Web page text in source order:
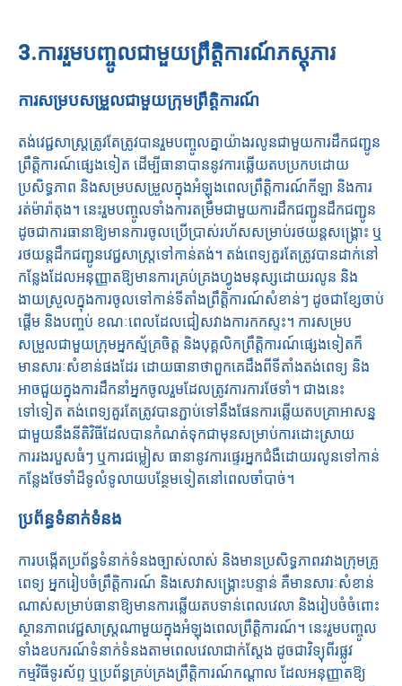
3.ការរួមបញ្ចូលជាមួយព្រឹត្តិការណ៍ភស្តុភារ
ការសម្របសម្រួលជាមួយក្រុមព្រឹត្តិការណ៍
តង់វេជ្ជសាស្រ្តត្រូវតែត្រូវបានរួមបញ្ចូលគ្នាយ៉ាងរលូនជាមួយការដឹកជញ្ជូន
ព្រឹត្តិការណ៍ផ្សេងទៀត ដើម្បីធានាបាននូវការឆ្លើយតបប្រកបដោយ
ប្រសិទ្ធភាព និងសម្របសម្រួលក្នុងអំឡុងពេលព្រឹត្តិការណ៍កីឡា និងការ
រត់ម៉ារ៉ាតុង។ នេះរួមបញ្ចូលទាំងការតម្រឹមជាមួយការដឹកជញ្ជូនដឹកជញ្ជូន
ដូចជាការធានាឱ្យមានការចូលប្រើប្រាស់រហ័សសម្រាប់រថយន្តសង្គ្រោះ ឬ
រថយន្តដឹកជញ្ជូនវេជ្ជសាស្រ្តទៅកាន់តង់។ តង់ពេទ្យគួរតែត្រូវបានដាក់នៅ
កន្លែងដែលអនុញ្ញាតឱ្យមានការគ្រប់គ្រងហ្វូងមនុស្សដោយរលូន និង
ងាយស្រួលក្នុងការចូលទៅកាន់ទីតាំងព្រឹត្តិការណ៍សំខាន់ៗ ដូចជាខ្សែចាប់
ផ្តើម និងបញ្ចប់ ខណៈពេលដែលជៀសវាងការកកស្ទះ។ ការសម្រប
សម្រួលជាមួយក្រុមអ្នកស្ម័គ្រចិត្ត និងបុគ្គលិកព្រឹត្តិការណ៍ផ្សេងទៀតក៏
មានសារៈសំខាន់ផងដែរ ដោយធានាថាពួកគេដឹងពីទីតាំងតង់ពេទ្យ និង
អាចជួយក្នុងការដឹកនាំអ្នកចូលរួមដែលត្រូវការការថែទាំ។ ជាងនេះ
ទៅទៀត តង់ពេទ្យគួរតែត្រូវបានភ្ជាប់ទៅនឹងផែនការឆ្លើយតបគ្រាអាសន្ន
ជាមួយនឹងនីតិវិធីដែលបានកំណត់ទុកជាមុនសម្រាប់ការដោះស្រាយ
ការរងរបួសធំៗ ឬការជម្លៀស ធានានូវការផ្ទេរអ្នកជំងឺដោយរលូនទៅកាន់
កន្លែងថែទាំដ៏ទូលំទូលាយបន្ថែមទៀតនៅពេលចាំបាច់។
ប្រព័ន្ធទំនាក់ទំនង
ការបង្កើតប្រព័ន្ធទំនាក់ទំនងច្បាស់លាស់ និងមានប្រសិទ្ធភាពរវាងក្រុមគ្រូ
ពេទ្យ អ្នករៀបចំព្រឹត្តិការណ៍ និងសេវាសង្គ្រោះបន្ទាន់ គឺមានសារៈសំខាន់
ណាស់សម្រាប់ធានាឱ្យមានការឆ្លើយតបទាន់ពេលវេលា និងរៀបចំចំពោះ
ស្ថានភាពវេជ្ជសាស្ត្រណាមួយក្នុងអំឡុងពេលព្រឹត្តិការណ៍។ នេះរួមបញ្ចូល
ទាំងឧបករណ៍ទំនាក់ទំនងតាមពេលវេលាជាក់ស្តែង ដូចជាវិទ្យុពីរផ្លូវ
កម្មវិធីទូរស័ព្ទ ឬប្រព័ន្ធគ្រប់គ្រងព្រឹត្តិការណ៍កណ្តាល ដែលអនុញ្ញាតឱ្យ